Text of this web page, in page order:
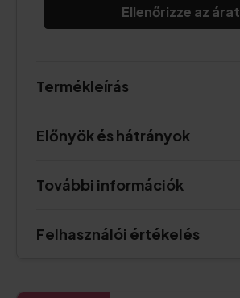
Ellenőrizze az árat
Termékleírás
Előnyök és hátrányok
További információk
Felhasználói értékelés